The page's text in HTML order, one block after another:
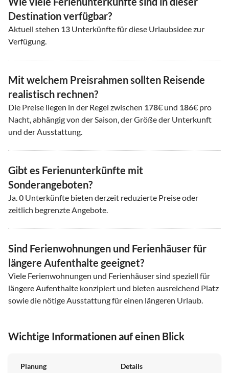
Destination verfügbar?
Aktuell stehen 13 Unterkünfte für diese Urlaubsidee zur
Verfügung.
Mit welchem Preisrahmen sollten Reisende
realistisch rechnen?
Die Preise liegen in der Regel zwischen 178€ und 186€ pro
Nacht, abhängig von der Saison, der Größe der Unterkunft
und der Ausstattung.
Gibt es Ferienunterkünfte mit
Sonderangeboten?
Ja. 0 Unterkünfte bieten derzeit reduzierte Preise oder
zeitlich begrenzte Angebote.
Sind Ferienwohnungen und Ferienhäuser für
längere Aufenthalte geeignet?
Viele Ferienwohnungen und Ferienhäuser sind speziell für
längere Aufenthalte konzipiert und bieten ausreichend Platz
sowie die nötige Ausstattung für einen längeren Urlaub.
Wichtige Informationen auf einen Blick
Planung Details